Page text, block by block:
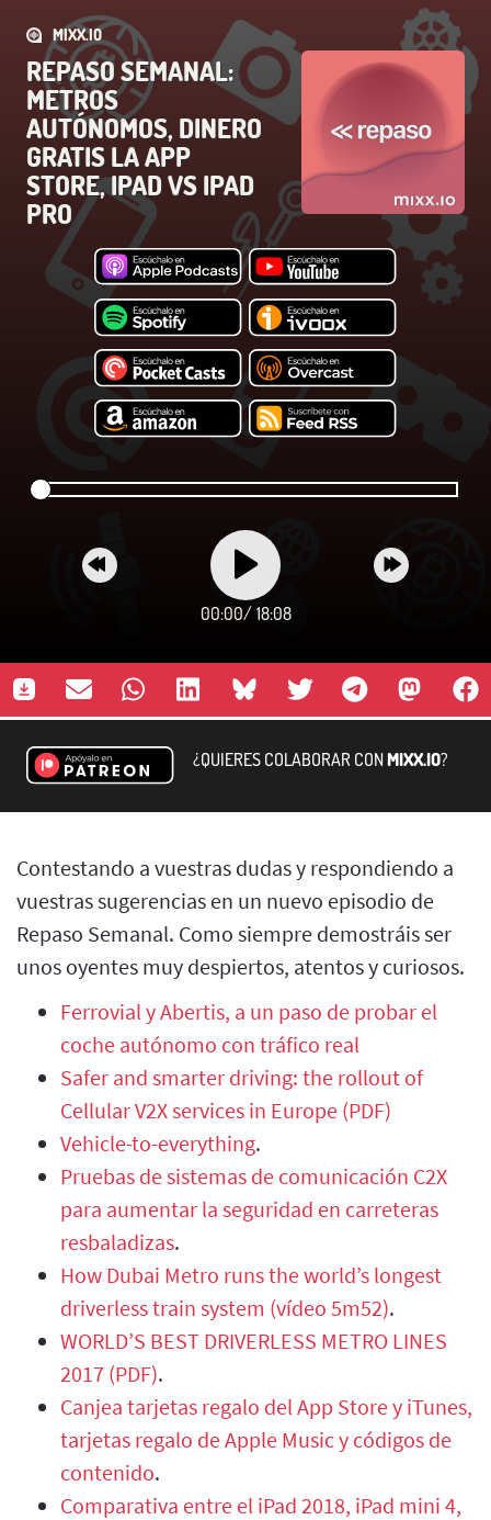
MIXX.IO
REPASO SEMANAL:
METROS
AUTÓNOMOS, DINERO
GRATIS LA APP
STORE, IPAD VS IPAD
PRO
00:00/ 18:08
¿QUIERES COLABORAR CONMIXX.IO?
Contestando a vuestras dudas y respondiendo a
vuestras sugerencias en un nuevo episodio de
Repaso Semanal. Como siempre demostráis ser
unos oyentes muy despiertos, atentos y curiosos.
Ferrovial y Abertis, a un paso de probar el
coche autónomo con tráfico real
Safer and smarter driving: the rollout of
Cellular V2X services in Europe (PDF)
Vehicle-to-everything.
Pruebas de sistemas de comunicación C2X
para aumentar la seguridad en carreteras
resbaladizas.
How Dubai Metro runs the world’s longest
driverless train system (vídeo 5m52).
WORLD’S BEST DRIVERLESS METRO LINES
2017 (PDF).
Canjea tarjetas regalo del App Store y iTunes,
tarjetas regalo de Apple Music y códigos de
contenido.
Comparativa entre el iPad 2018, iPad mini 4,